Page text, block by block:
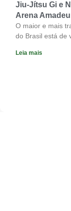
Jiu-Jítsu Gi e
Arena
O maior e mais
do Brasil está de
Leia mais